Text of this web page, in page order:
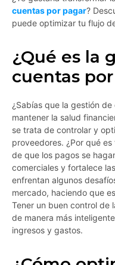
cuentas por pagar?
puede optimizar tu flujo
¿Qué es la
cuentas
¿Sabías que la gestión
mantener la salud
se trata de controlar y
proveedores. ¿Por qué
de que los pagos se
comerciales y fortalece
enfrentan algunos
mercado, haciendo que
Tener un buen control de
de manera más
ingresos y gastos.